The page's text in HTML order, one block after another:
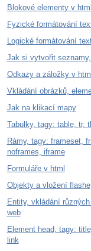
Blokové elementy v html
Fyzické formátování
Logické formátování
Jak si vytvořit
Odkazy a záložky v html
Vkládání obrázků,
Jak na klikací mapy
Tabulky, tagy: table, tr,
Rámy, tagy: frameset,
noframes, iframe
Formuláře v html
Objekty a vložení flashe
Entity, vkládání
web
Element head, tagy:
link